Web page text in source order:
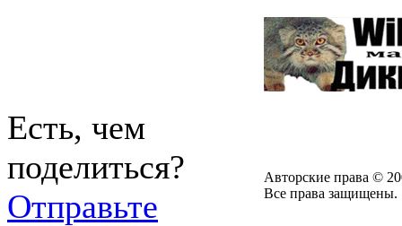
Есть, чем
поделиться?
Отправьте
Авторские права ©
Все права защищены.